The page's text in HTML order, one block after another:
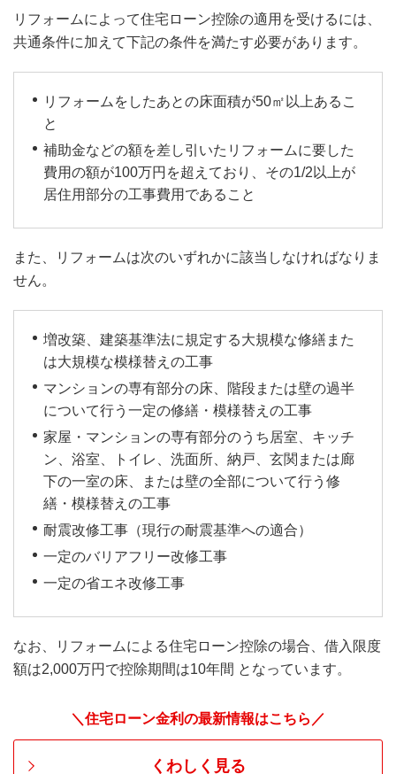
リフォームによって住宅ローン控除の適用を受けるには、
共通条件に加えて下記の条件を満たす必要があります。
リフォームをしたあとの床面積が50㎡以上あるこ
と
補助金などの額を差し引いたリフォームに要した
費用の額が100万円を超えており、その1/2以上が
居住用部分の工事費用であること
また、リフォームは次のいずれかに該当しなければなりま
せん。
増改築、建築基準法に規定する大規模な修繕また
は大規模な模様替えの工事
マンションの専有部分の床、階段または壁の過半
について行う一定の修繕・模様替えの工事
家屋・マンションの専有部分のうち居室、キッチ
ン、浴室、トイレ、洗面所、納戸、玄関または廊
下の一室の床、または壁の全部について行う修
繕・模様替えの工事
耐震改修工事（現行の耐震基準への適合）
一定のバリアフリー改修工事
一定の省エネ改修工事
なお、リフォームによる住宅ローン控除の場合、借入限度
額は2,000万円で控除期間は10年間 となっています。
＼住宅ローン金利の最新情報はこちら／
くわしく見る